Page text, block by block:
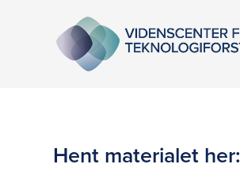
Hent materialet her: